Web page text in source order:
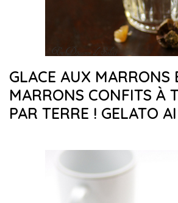
GLACE AUX MARRONS
MARRONS CONFITS À
PAR TERRE ! GELATO